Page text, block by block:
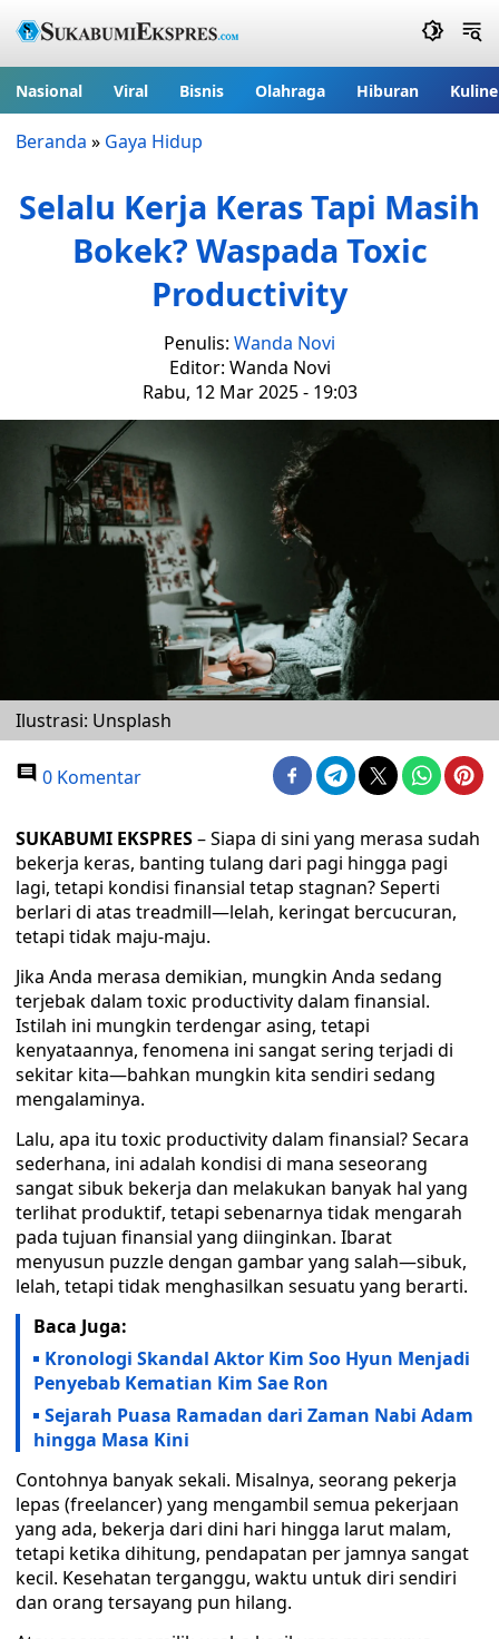
Nasional Viral Bisnis Olahraga Hiburan
Beranda » Gaya Hidup
Selalu Kerja Keras Tapi Masih
Bokek? Waspada Toxic
Productivity
Penulis: Wanda Novi
Editor: Wanda Novi
Rabu, 12 Mar 2025 - 19:03
Ilustrasi: Unsplash
0 Komentar
SUKABUMI EKSPRES– Siapa di sini yang merasa sudah
bekerja keras, banting tulang dari pagi hingga pagi
lagi, tetapi kondisi finansial tetap stagnan? Seperti
berlari di atas treadmill—lelah, keringat bercucuran,
tetapi tidak maju-maju.
Jika Anda merasa demikian, mungkin Anda sedang
terjebak dalam toxic productivity dalam finansial.
Istilah ini mungkin terdengar asing, tetapi
kenyataannya, fenomena ini sangat sering terjadi di
sekitar kita—bahkan mungkin kita sendiri sedang
mengalaminya.
Lalu, apa itu toxic productivity dalam finansial? Secara
sederhana, ini adalah kondisi di mana seseorang
sangat sibuk bekerja dan melakukan banyak hal yang
terlihat produktif, tetapi sebenarnya tidak mengarah
pada tujuan finansial yang diinginkan. Ibarat
menyusun puzzle dengan gambar yang salah—sibuk,
lelah, tetapi tidak menghasilkan sesuatu yang berarti.
Baca Juga:
Kronologi Skandal Aktor Kim Soo Hyun Menjadi
Penyebab Kematian Kim Sae Ron
Sejarah Puasa Ramadan dari Zaman Nabi Adam
hingga Masa Kini
Contohnya banyak sekali. Misalnya, seorang pekerja
lepas (freelancer) yang mengambil semua pekerjaan
yang ada, bekerja dari dini hari hingga larut malam,
tetapi ketika dihitung, pendapatan per jamnya sangat
kecil. Kesehatan terganggu, waktu untuk diri sendiri
dan orang tersayang pun hilang.